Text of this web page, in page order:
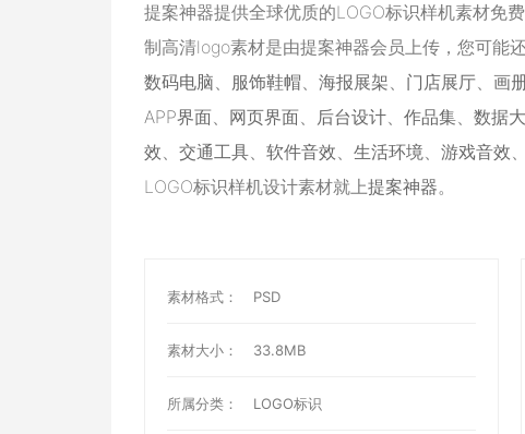
提案神器提供全球优质的LOGO标识样机素材免
制高清logo素材是由提案神器会员上传，您可能
数码电脑、 服饰鞋帽、 海报展架、 门店展厅、 画
APP界面、 网页界面、 后台设计、 作品集、 数据
效、 交通工具、 软件音效、 生活环境、 游戏音效、
LOGO标识样机设计素材就上提案神器。
素材格式： PSD
素材大小： 33.8MB
所属分类： LOGO标识